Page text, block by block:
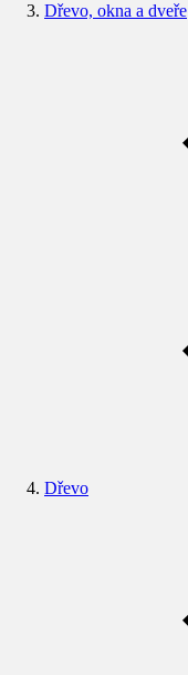
Dřevo, okna a dveře
Dřevo